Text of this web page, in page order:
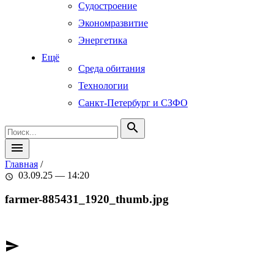
Судостроение
Экономразвитие
Энергетика
Ещё
Среда обитания
Технологии
Санкт-Петербург и СЗФО
search
menu
Главная /
schedule 03.09.25 — 14:20
farmer-885431_1920_thumb.jpg
send